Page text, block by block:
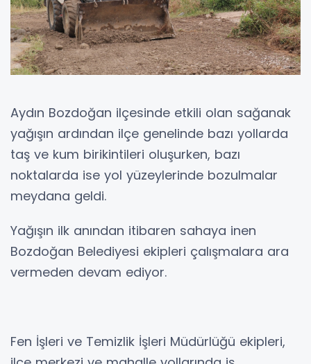
Aydın Bozdoğan ilçesinde etkili olan sağanak
yağışın ardından ilçe genelinde bazı yollarda
taş ve kum birikintileri oluşurken, bazı
noktalarda ise yol yüzeylerinde bozulmalar
meydana geldi.
Yağışın ilk anından itibaren sahaya inen
Bozdoğan Belediyesi ekipleri çalışmalara ara
vermeden devam ediyor.
Fen İşleri ve Temizlik İşleri Müdürlüğü ekipleri,